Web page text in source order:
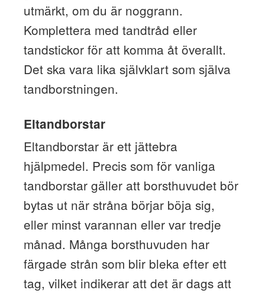
utmärkt, om du är noggrann.
Komplettera med tandtråd eller
tandstickor för att komma åt överallt.
Det ska vara lika självklart som själva
tandborstningen.
Eltandborstar
Eltandborstar är ett jättebra
hjälpmedel. Precis som för vanliga
tandborstar gäller att borsthuvudet bör
bytas ut när stråna börjar böja sig,
eller minst varannan eller var tredje
månad. Många borsthuvuden har
färgade strån som blir bleka efter ett
tag, vilket indikerar att det är dags att